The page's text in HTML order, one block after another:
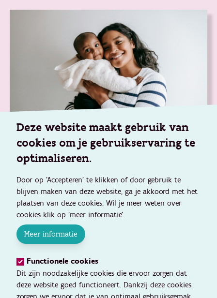
Deze website maakt gebruik van
cookies om je gebruikservaring te
optimaliseren.
Door op 'Accepteren' te klikken of door gebruik te
blijven maken van deze website, ga je akkoord met het
plaatsen van deze cookies. Wil je meer weten over
cookies klik op 'meer informatie'.
Meer informatie
Functionele cookies
Dit zijn noodzakelijke cookies die ervoor zorgen dat
deze website goed functioneert. Dankzij deze cookies
Mijn Opgroeien
Beveiligd platform voor ouders om consultaties te
beheren, een zorgnood te laten evalueren en gegevens
van je kind(eren) te raadplegen.
Ga naar mijn.opgroeien.be